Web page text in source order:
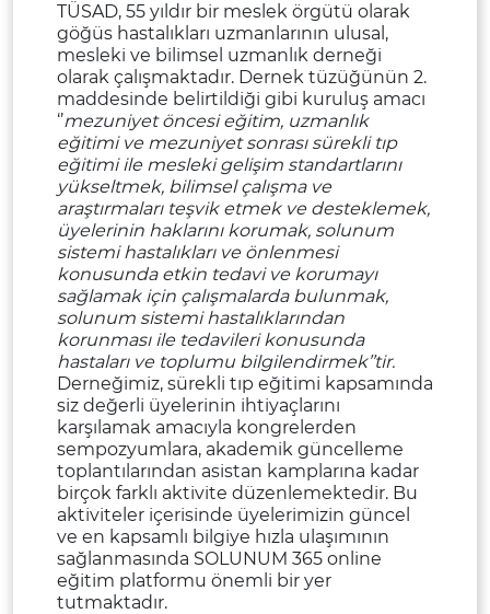
TÜSAD, 55 yıldır bir meslek örgütü olarak
göğüs hastalıkları uzmanlarının ulusal,
mesleki ve bilimsel uzmanlık derneği
olarak çalışmaktadır. Dernek tüzüğünün 2.
maddesinde belirtildiği gibi kuruluş amacı
‘’mezuniyet öncesi eğitim, uzmanlık
eğitimi ve mezuniyet sonrası sürekli tıp
eğitimi ile mesleki gelişim standartlarını
yükseltmek, bilimsel çalışma ve
araştırmaları teşvik etmek ve desteklemek,
üyelerinin haklarını korumak, solunum
sistemi hastalıkları ve önlenmesi
konusunda etkin tedavi ve korumayı
sağlamak için çalışmalarda bulunmak,
solunum sistemi hastalıklarından
korunması ile tedavileri konusunda
hastaları ve toplumu bilgilendirmek’’tir.
Derneğimiz, sürekli tıp eğitimi kapsamında
siz değerli üyelerinin ihtiyaçlarını
karşılamak amacıyla kongrelerden
sempozyumlara, akademik güncelleme
toplantılarından asistan kamplarına kadar
birçok farklı aktivite düzenlemektedir. Bu
aktiviteler içerisinde üyelerimizin güncel
ve en kapsamlı bilgiye hızla ulaşımının
sağlanmasında SOLUNUM 365 online
eğitim platformu önemli bir yer
tutmaktadır.